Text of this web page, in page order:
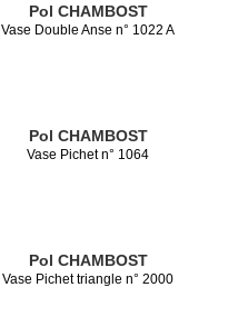
Pol CHAMBOST
Vase Double Anse n° 1022 A
Pol CHAMBOST
Vase Pichet n° 1064
Pol CHAMBOST
Vase Pichet triangle n° 2000